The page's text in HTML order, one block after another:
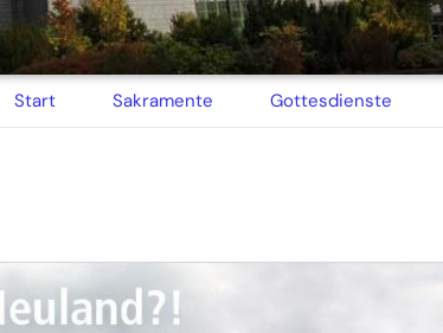
Start Sakramente Gottesdienste